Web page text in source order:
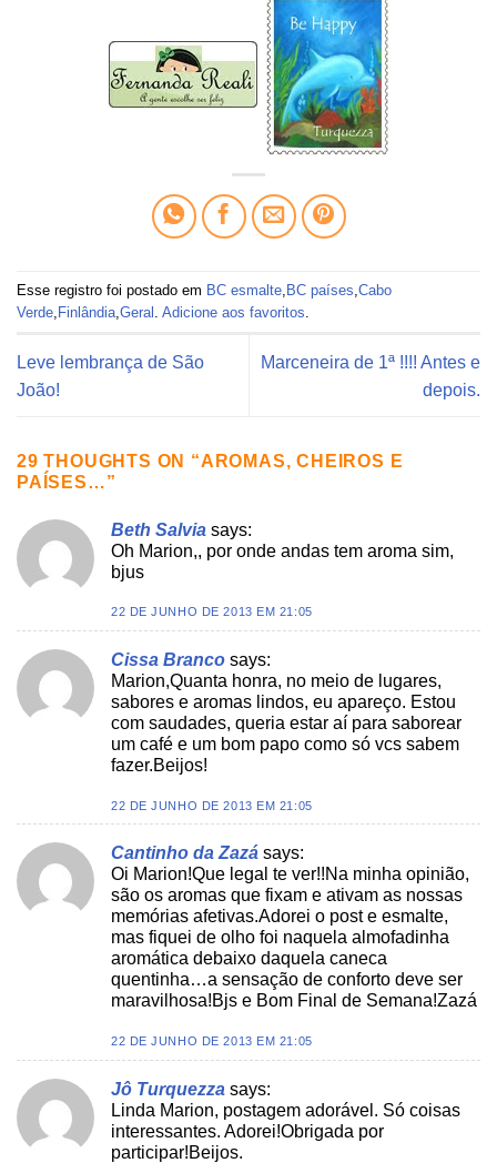
Esse registro foi postado em BC esmalte BC países Cabo
Verde Finlândia Geral Adicione aos favoritos
Leve lembrança de São
João!
Marceneira de 1ª !!!! Antes e
depois.
29 THOUGHTS ON “AROMAS, CHEIROS E
PAÍSES…”
Beth Salvia says:
Oh Marion,, por onde andas tem aroma sim,
bjus
22 DE JUNHO DE 2013 EM 21:05
Cissa Branco says:
Marion,Quanta honra, no meio de lugares,
sabores e aromas lindos, eu apareço. Estou
com saudades, queria estar aí para saborear
um café e um bom papo como só vcs sabem
fazer.Beijos!
22 DE JUNHO DE 2013 EM 21:05
Cantinho da Zazá says:
Oi Marion!Que legal te ver!!Na minha opinião,
são os aromas que fixam e ativam as nossas
memórias afetivas.Adorei o post e esmalte,
mas fiquei de olho foi naquela almofadinha
aromática debaixo daquela caneca
quentinha…a sensação de conforto deve ser
maravilhosa!Bjs e Bom Final de Semana!Zazá
22 DE JUNHO DE 2013 EM 21:05
Jô Turquezza says:
Linda Marion, postagem adorável. Só coisas
interessantes. Adorei!Obrigada por
participar!Beijos.